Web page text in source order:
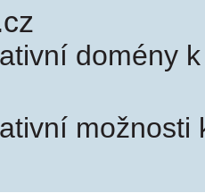
domény
možnosti